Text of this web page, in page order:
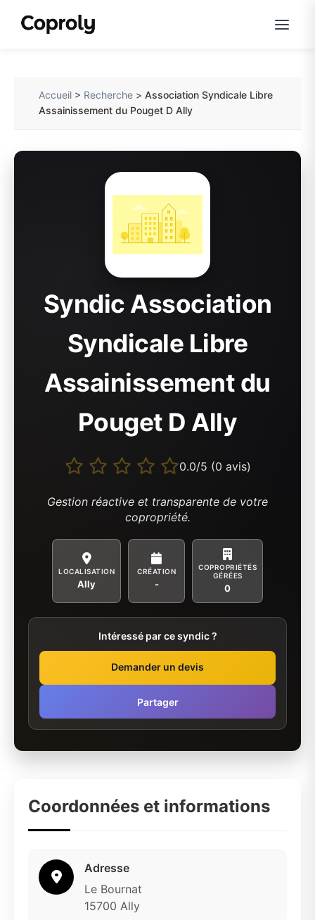
Accueil > Recherche >Association Syndicale Libre
Assainissement du Pouget D Ally
Syndic Association
Syndicale Libre
Assainissement du
Pouget D Ally
0.0/5 (0 avis)
Gestion réactive et transparente de votre
copropriété.
LOCALISATION
Ally
CRÉATION
-
COPROPRIÉTÉS
GÉRÉES
0
Intéressé par ce syndic ?
Demander un devis
Partager
Coordonnées et informations
Adresse
Le Bournat
15700 Ally